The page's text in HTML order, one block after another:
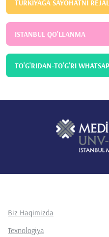
TURKIYAGA SAYOHATNI
ISTANBUL QO'LLANMA
TO'G'RIDAN-TO'G'RI
Biz Haqimizda
Texnologiya